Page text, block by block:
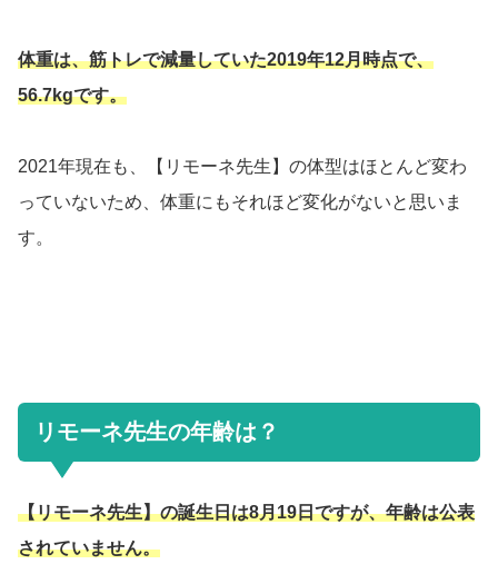
体重は、筋トレで減量していた2019年12月時点で、
56.7kgです。
2021年現在も、【リモーネ先生】の体型はほとんど変わ
っていないため、体重にもそれほど変化がないと思いま
す。
リモーネ先生の年齢は？
【リモーネ先生】の誕生日は8月19日ですが、年齢は公表
されていません。